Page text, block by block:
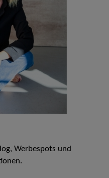
Werbespots und